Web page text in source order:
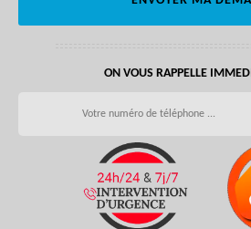
ON VOUS RAPPELLE